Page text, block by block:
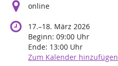
online
17.–bis
18. März 2026
Beginn: 09:00 Uhr
Ende: 13:00 Uhr
Zum Kalender hinzufügen